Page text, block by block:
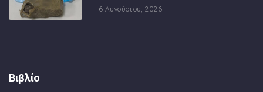
6 Αυγούστου, 2026
Βιβλίο